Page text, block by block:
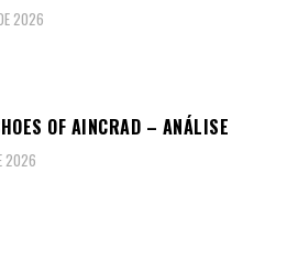
2026
OF AINCRAD – ANÁLISE
2026